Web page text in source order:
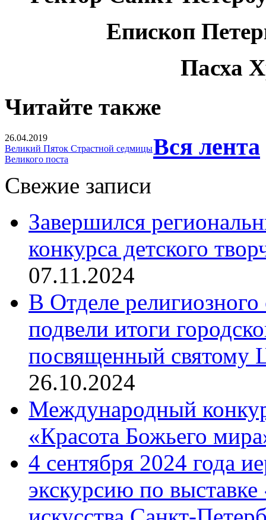
Епископ
Пасха
Читайте также
26.04.2019
Великий Пяток Страстной седмицы
Великого поста
Вся лента
Свежие записи
Завершился
конкурса детского
07.11.2024
В Отделе религиозного
подвели итоги
посвященный святому
26.10.2024
Международный
«Красота Божьего
4 сентября 2024 года
экскурсию по